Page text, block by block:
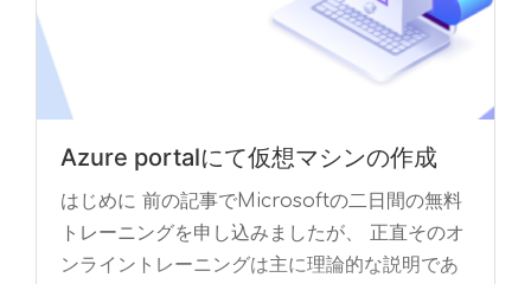
Azure portalにて仮想マシンの作成
はじめに 前の記事でMicrosoftの二日間の無料
トレーニングを申し込みましたが、 正直そのオ
ンライントレーニングは主に理論的な説明であ